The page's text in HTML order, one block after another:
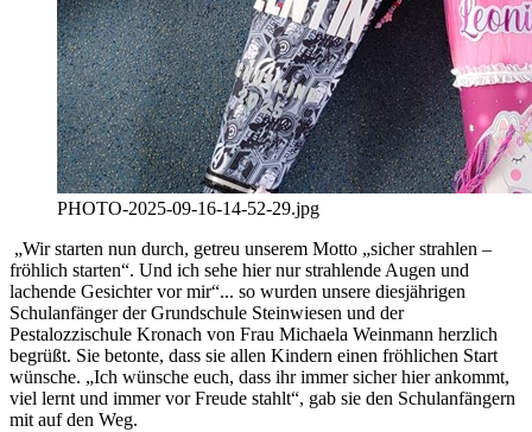
PHOTO-2025-09-16-14-52-29.jpg
„Wir starten nun durch, getreu unserem Motto „sicher strahlen –
fröhlich starten“. Und ich sehe hier nur strahlende Augen und
lachende Gesichter vor mir“... so wurden unsere diesjährigen
Schulanfänger der Grundschule Steinwiesen und der
Pestalozzischule Kronach von Frau Michaela Weinmann herzlich
begrüßt. Sie betonte, dass sie allen Kindern einen fröhlichen Start
wünsche. „Ich wünsche euch, dass ihr immer sicher hier ankommt,
viel lernt und immer vor Freude stahlt“, gab sie den Schulanfängern
mit auf den Weg.